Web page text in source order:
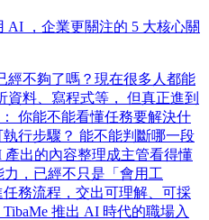
AI ，企業更關注的 5 大核心關
不夠了嗎？ ​ 現在很多人都能
料、寫程式等， 但真正進到
你能不能看懂任務要解決什
行步驟？ 能不能判斷哪一段
出的內容整理成主管看得懂
力，已經不只是「會用工
務流程，交出可理解、可採
推出 AI 時代的職場入